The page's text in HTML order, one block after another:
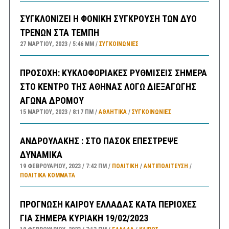
ΣΥΓΚΛΟΝΙΖΕΙ Η ΦΟΝΙΚΗ ΣΥΓΚΡΟΥΣΗ ΤΩΝ ΔΥΟ
ΤΡΕΝΩΝ ΣΤΑ ΤΕΜΠΗ
27 ΜΑΡΤΊΟΥ, 2023 5:46 ΜΜ ΣΥΓΚΟΙΝΩΝΊΕΣ
ΠΡΟΣΟΧΗ: ΚΥΚΛΟΦΟΡΙΑΚΕΣ ΡΥΘΜΙΣΕΙΣ ΣΗΜΕΡΑ
ΣΤΟ ΚΕΝΤΡΟ ΤΗΣ ΑΘΗΝΑΣ ΛΟΓΩ ΔΙΕΞΑΓΩΓΗΣ
ΑΓΩΝΑ ΔΡΟΜΟΥ
15 ΜΑΡΤΊΟΥ, 2023 8:17 ΠΜ ΑΘΛΗΤΙΚΑ/ ΣΥΓΚΟΙΝΩΝΊΕΣ
ΑΝΔΡΟΥΛΑΚΗΣ : ΣΤΟ ΠΑΣΟΚ ΕΠΕΣΤΡΕΨΕ
ΔΥΝΑΜΙΚΑ
19 ΦΕΒΡΟΥΑΡΊΟΥ, 2023 7:42 ΠΜ ΠΟΛΙΤΙΚΗ /ΑΝΤΙΠΟΛΊΤΕΥΣΗ /
ΠΟΛΙΤΙΚΆ ΚΌΜΜΑΤΑ
ΠΡΟΓΝΩΣΗ ΚΑΙΡΟΥ ΕΛΛΑΔΑΣ ΚΑΤΑ ΠΕΡΙΟΧΕΣ
ΓΙΑ ΣΗΜΕΡΑ ΚΥΡΙΑΚΗ 19/02/2023